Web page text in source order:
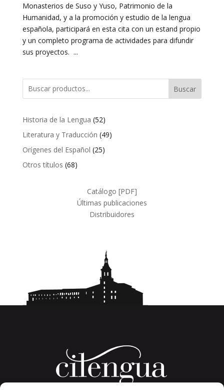
Monasterios de Suso y Yuso, Patrimonio de la
Humanidad, y a la promoción y estudio de la lengua
española, participará en esta cita con un estand propio
y un completo programa de actividades para difundir
sus proyectos. ...
Buscar
Historia de la Lengua 5252
productos
Literatura y Traducción 4949
Orígenes del Español 2525
Otros títulos 6868
Catálogo [PDF]
Últimas publicaciones
Distribuidores